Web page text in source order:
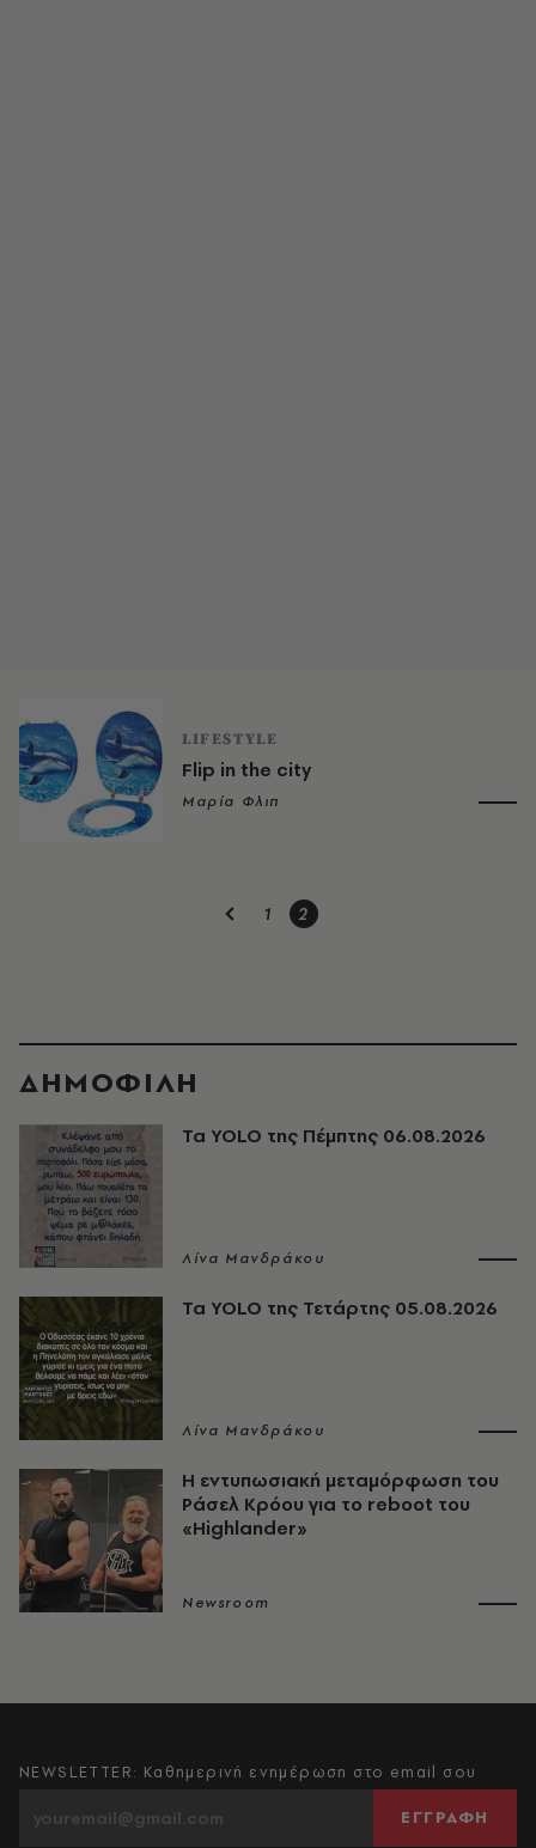
LIFESTYLE
Flip in the city
Μαρία Φλιπ
1 2
ΔΗΜΟΦΙΛΗ
Τα YOLO της Πέμπτης 06.08.2026
Λίνα Μανδράκου
Τα YOLO της Τετάρτης 05.08.2026
Λίνα Μανδράκου
Η εντυπωσιακή μεταμόρφωση του
Ράσελ Κρόου για το reboot του
«Highlander»
Newsroom
NEWSLETTER: Καθημερινή ενημέρωση στο email σου
ΕΓΓΡΑΦΗ